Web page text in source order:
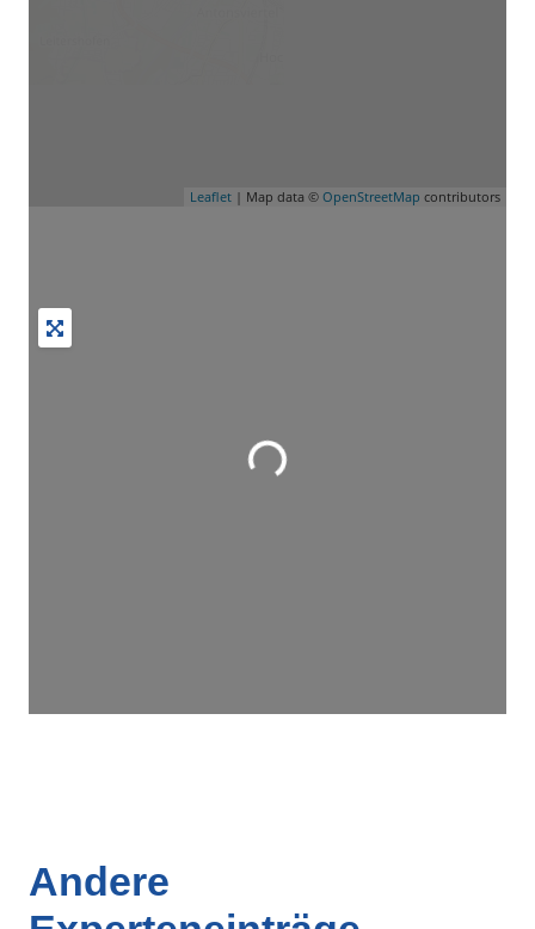
Leaflet | Map data © OpenStreetMap contributors
Wird geladen …
Andere